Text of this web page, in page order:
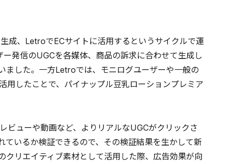
成、LetroでECサイトに活用するというサイクルで運
発信のUGCを各媒体、商品の訴求に合わせて生成し
ました。一方Letroでは、モニログユーザーや一般の
用したことで、パイナップル豆乳ローションプレミア
ューや動画など、よりリアルなUGCがクリックさ
いるか検証できるので、その検証結果を生かして新
リエイティブ素材として活用した際、広告効果が向